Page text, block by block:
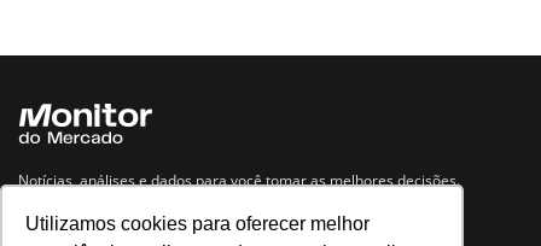
Utilizamos cookies para oferecer melhor
Notícias, análises e dados para você tomar as melhores decisões.
Navegue no site